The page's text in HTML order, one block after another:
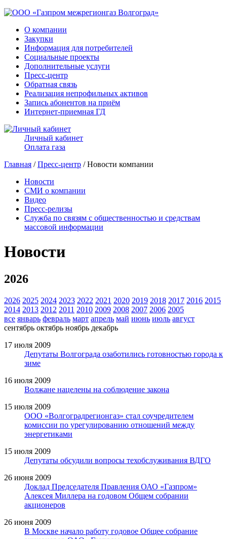
О компании
Закупки
Информация для потребителей
Социальные проекты
Дополнительные услуги
Пресс-центр
Обратная связь
Реализация непрофильных активов
Запись абонентов на приём
Интернет-приемная ГД
Личный кабинет
Оплата газа
Главная /Пресс-центр / Новости компании
Новости
СМИ о компании
Видео
Пресс-релизы
Служба по связям с общественностью и средствам
массовой информации
Новости
2026
2026 2025 2024 2023 2022 2021 2020 2019 2018 2017 2016 2015
2014 2013 2012 2011 2010 2009 2008 2007 2006 2005
все январь февраль март апрель май июнь июль август
сентябрь октябрь ноябрь декабрь
17 июля 2009
Депутаты Волгограда озаботились готовностью города к
зиме
16 июля 2009
Волжане нацелены на соблюдение закона
15 июля 2009
ООО «Волгоградрегионгаз» стал соучредителем
комиссии по урегулированию отношений между
энергетиками
15 июля 2009
Депутаты обсудили вопросы техобслуживания ВДГО
26 июня 2009
Доклад Председателя Правления ОАО «Газпром»
Алексея Миллера на годовом Общем собрании
акционеров
26 июня 2009
В Москве начало работу годовое Общее собрание